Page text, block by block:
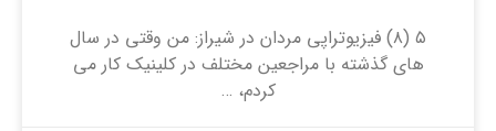
۵ (۸) فیزیوتراپی مردان در شیراز: من وقتی در سال
های گذشته با مراجعین مختلف در کلینیک کار می
کردم، …